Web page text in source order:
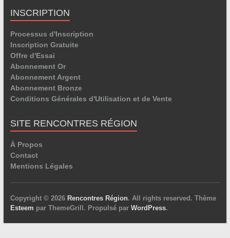
INSCRIPTION
Processus d'Inscription
Inscription Gratuite
Offre d'Essai
Abonnement Or
Abonnement Argent
Abonnement Bronze
Conditions Générales d'Utilisation et de Vente
SITE RENCONTRES RÉGION
À Propos
Contact
Mentions Légales
Copyright © 2026 Rencontres Région. All rights reserved. Thème
Esteem par ThemeGrill. Propulsé par WordPress.